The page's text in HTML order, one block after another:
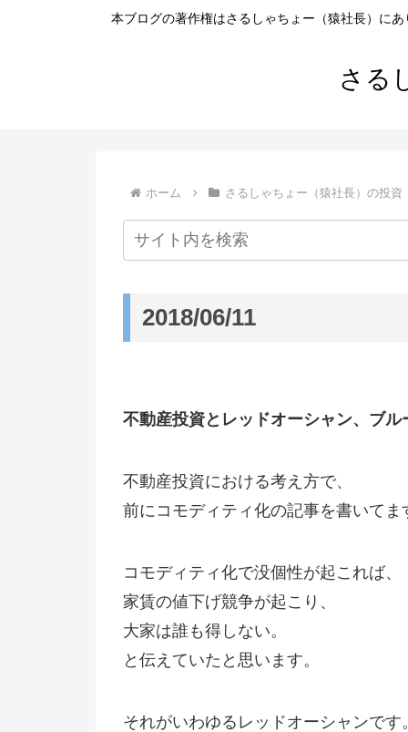
本ブログの著作権はさるしゃちょー（猿社長）に
さる
ホーム さるしゃちょー（猿社長）の投資
2018/06/11
不動産投資とレッドオーシャン、ブ
不動産投資における考え方で、
前にコモディティ化の記事を書いてま
コモディティ化で没個性が起これば、
家賃の値下げ競争が起こり、
大家は誰も得しない。
と伝えていたと思います。
それがいわゆるレッドオーシャンです。